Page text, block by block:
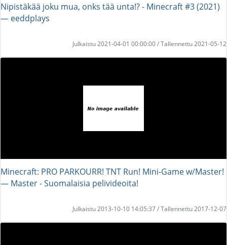
Nipistäkää joku mua, onks tää unta!? - Minecraft #3 (2021)
― eeddplays
Julkaistu 2021-04-01 00:00:00 / Tallennettu 2021-05-12
Minecraft: PRO PARKOURR! TNT Run! Mini-Game w/Master!
― Master - Suomalaisia pelivideoita!
Julkaistu 2013-10-10 14:05:37 / Tallennettu 2017-12-07